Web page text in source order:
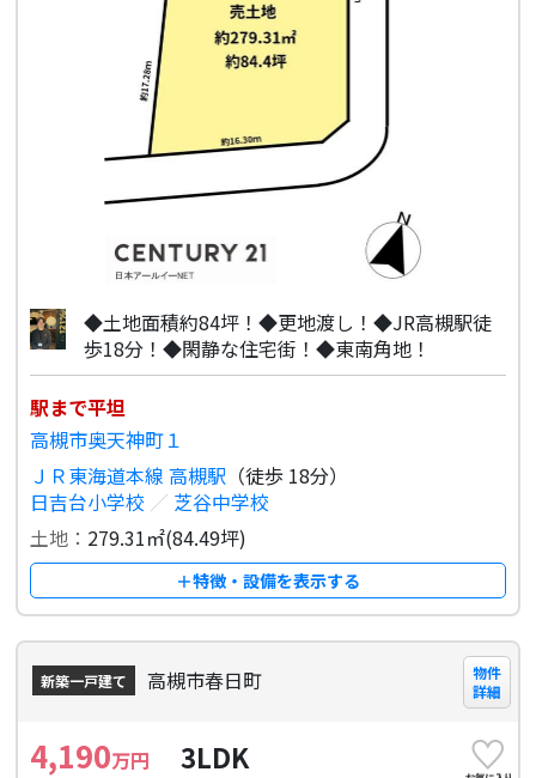
◆土地面積約84坪！◆更地渡し！◆JR高槻駅徒
歩18分！◆閑静な住宅街！◆東南角地！
駅まで平坦
高槻市奥天神町１
ＪＲ東海道本線 高槻駅 （徒歩 18分）
日吉台小学校 ／ 芝谷中学校
土地： 279.31㎡(84.49坪)
＋特徴・設備を表示する
新築一戸建て 高槻市春日町
物件
詳細
4,190万円 3LDK